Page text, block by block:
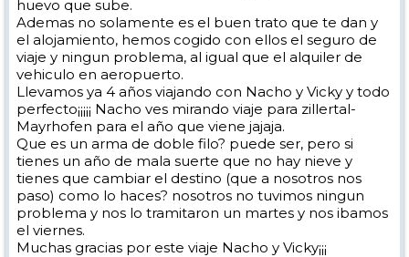
huevo que sube.
Ademas no solamente es el buen trato que te dan y
el alojamiento, hemos cogido con ellos el seguro de
viaje y ningun problema, al igual que el alquiler de
vehiculo en aeropuerto.
Llevamos ya 4 años viajando con Nacho y Vicky y todo
perfecto¡¡¡¡¡ Nacho ves mirando viaje para zillertal-
Mayrhofen para el año que viene jajaja.
Que es un arma de doble filo? puede ser, pero si
tienes un año de mala suerte que no hay nieve y
tienes que cambiar el destino (que a nosotros nos
paso) como lo haces? nosotros no tuvimos ningun
problema y nos lo tramitaron un martes y nos ibamos
el viernes.
Muchas gracias por este viaje Nacho y Vicky¡¡¡